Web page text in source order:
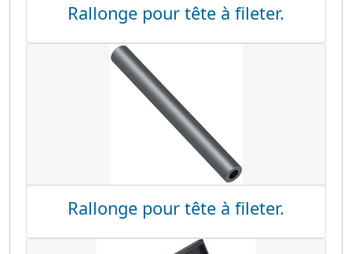
Rallonge pour tête à fileter.
Rallonge pour tête à fileter.